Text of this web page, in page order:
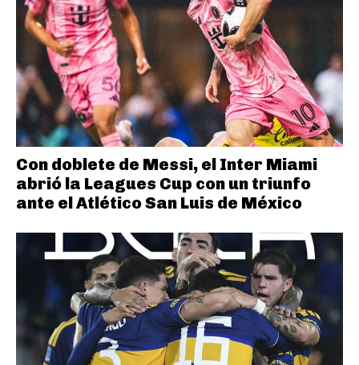
Con doblete de Messi, el Inter Miami
abrió la Leagues Cup con un triunfo
ante el Atlético San Luis de México